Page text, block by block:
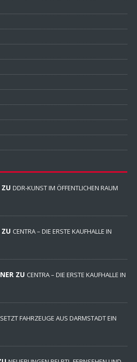
ZU DDR-KUNST IM ÖFFENTLICHEN RAUM
ZU CENTRA – DIE ERSTE KAUFHALLE IN
ZU CENTRA – DIE ERSTE KAUFHALLE IN
FAHRZEUGE AUS DARMSTADT EIN